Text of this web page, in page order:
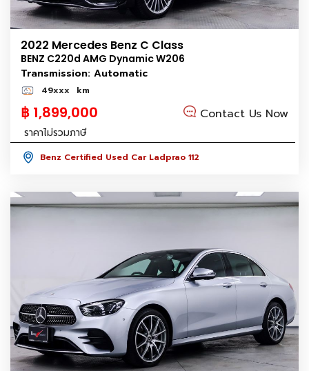
2022 Mercedes Benz C Class
BENZ C220d AMG Dynamic W206
Transmission: Automatic
49xxx km
฿ 1,899,000 Contact Us Now
ราคาไม่รวมภาษี
Benz Certified Used Car Ladprao 112